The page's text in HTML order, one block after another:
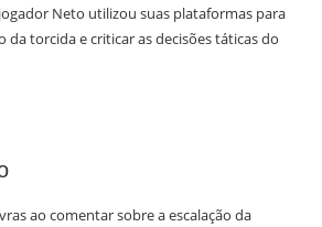
Neto utilizou suas plataformas para
da torcida e criticar as decisões táticas do
ao comentar sobre a escalação da